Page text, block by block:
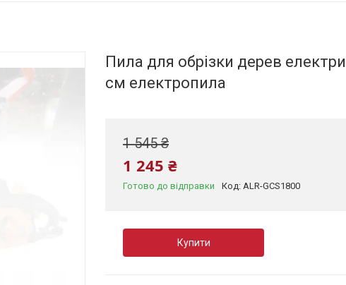
Пила для обрізки дерев
см електропила
1 545 ₴
1 245 ₴
Готово до відправки Код: ALR-GCS1800
Купити